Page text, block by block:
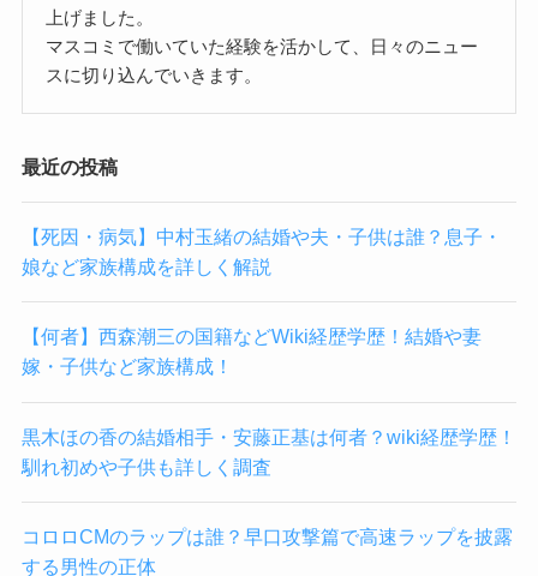
上げました。
マスコミで働いていた経験を活かして、日々のニュー
スに切り込んでいきます。
最近の投稿
【死因・病気】中村玉緒の結婚や夫・子供は誰？息子・
娘など家族構成を詳しく解説
【何者】西森潮三の国籍などWiki経歴学歴！結婚や妻
嫁・子供など家族構成！
黒木ほの香の結婚相手・安藤正基は何者？wiki経歴学歴！
馴れ初めや子供も詳しく調査
コロロCMのラップは誰？早口攻撃篇で高速ラップを披露
する男性の正体